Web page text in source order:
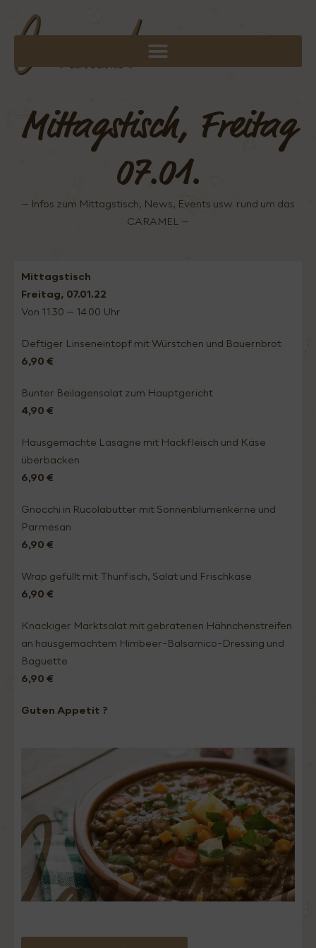
Mittagstisch, Freitag
07.01.
– Infos zum Mittagstisch, News, Events usw. rund um das
CARAMEL –
Mittagstisch
Freitag, 07.01.22
Von 11.30 – 14.00 Uhr
Deftiger Linseneintopf mit Würstchen und Bauernbrot
6,90 €
Bunter Beilagensalat zum Hauptgericht
4,90 €
Hausgemachte Lasagne mit Hackfleisch und Käse
überbacken
6,90 €
Gnocchi in Rucolabutter mit Sonnenblumenkerne und
Parmesan
6,90 €
Wrap gefüllt mit Thunfisch, Salat und Frischkäse
6,90 €
Knackiger Marktsalat mit gebratenen Hähnchenstreifen
an hausgemachtem Himbeer-Balsamico-Dressing und
Baguette
6,90 €
Guten Appetit ?